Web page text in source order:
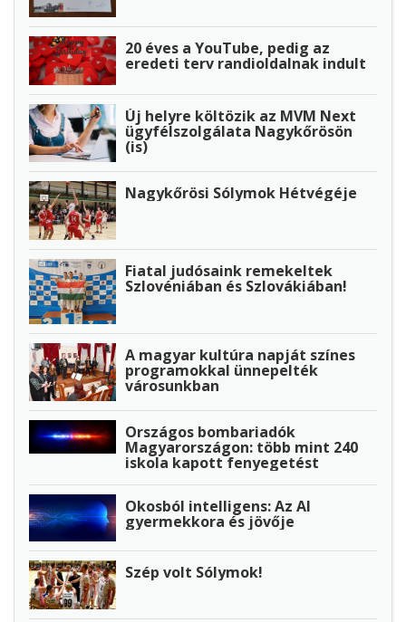
20 éves a YouTube, pedig az
eredeti terv randioldalnak indult
Új helyre költözik az MVM Next
ügyfélszolgálata Nagykőrösön
(is)
Nagykőrösi Sólymok Hétvégéje
Fiatal judósaink remekeltek
Szlovéniában és Szlovákiában!
A magyar kultúra napját színes
programokkal ünnepelték
városunkban
Országos bombariadók
Magyarországon: több mint 240
iskola kapott fenyegetést
Okosból intelligens: Az AI
gyermekkora és jövője
Szép volt Sólymok!